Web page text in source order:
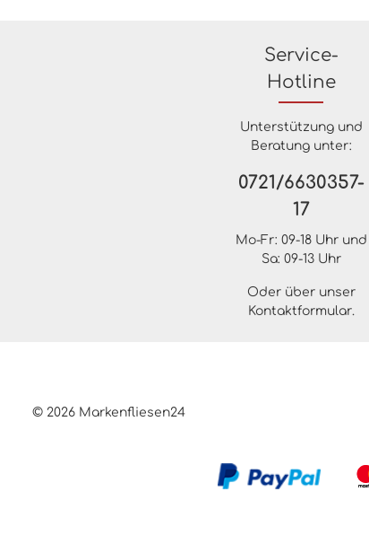
Service-
Hotline
Unterstützung und
Beratung unter:
0721/6630357-
17
Mo-Fr: 09-18 Uhr und
Sa: 09-13 Uhr
Oder über unser
Kontaktformular.
© 2026 Markenfliesen24